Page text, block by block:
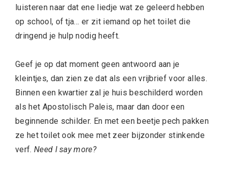
luisteren naar dat ene liedje wat ze geleerd hebben
op school, of tja… er zit iemand op het toilet die
dringend je hulp nodig heeft.
Geef je op dat moment geen antwoord aan je
kleintjes, dan zien ze dat als een vrijbrief voor alles.
Binnen een kwartier zal je huis beschilderd worden
als het Apostolisch Paleis, maar dan door een
beginnende schilder. En met een beetje pech pakken
ze het toilet ook mee met zeer bijzonder stinkende
verf. Need I say more?